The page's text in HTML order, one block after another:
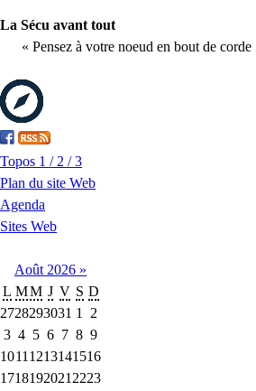
La Sécu avant tout
« Pensez à votre noeud en bout de corde
Topos 1 / 2 / 3
Plan du site Web
Agenda
Sites Web
Août 2026 »
L MM J V S D
2728293031 1
2
3 4 5 6 7 8 9
1011 1213141516
1718192021 2223